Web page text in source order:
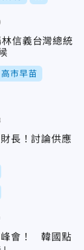
信義台灣總統
高市早苗
長！討論供應
峰會！ 韓國點